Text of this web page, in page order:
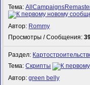
Тема:
Автор: Rommy
Просмотры / Сообщения:
Раздел:
Тема:Скрипты
Автор:green belly